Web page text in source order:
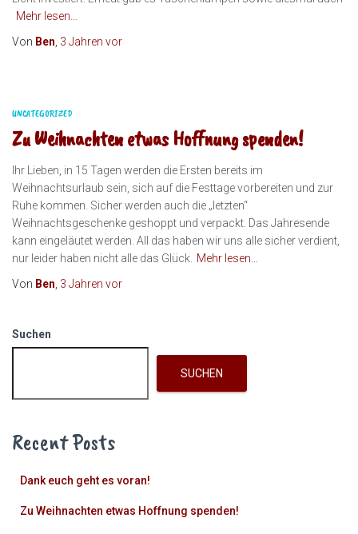
Mehr lesen…
Von Ben 3 Jahren vor
UNCATEGORIZED
Zu Weihnachten etwas Hoffnung spenden!
Ihr Lieben, in 15 Tagen werden die Ersten bereits im
Weihnachtsurlaub sein, sich auf die Festtage vorbereiten und zur
Ruhe kommen. Sicher werden auch die „letzten“
Weihnachtsgeschenke geshoppt und verpackt. Das Jahresende
kann eingeläutet werden. All das haben wir uns alle sicher verdient,
nur leider haben nicht alle das Glück. Mehr lesen…
Von Ben 3 Jahren vor
Suchen
SUCHEN
Recent Posts
Dank euch geht es voran!
Zu Weihnachten etwas Hoffnung spenden!